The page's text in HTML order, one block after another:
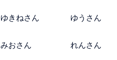
ゆきねさん ゆうさん
みおさん れんさん